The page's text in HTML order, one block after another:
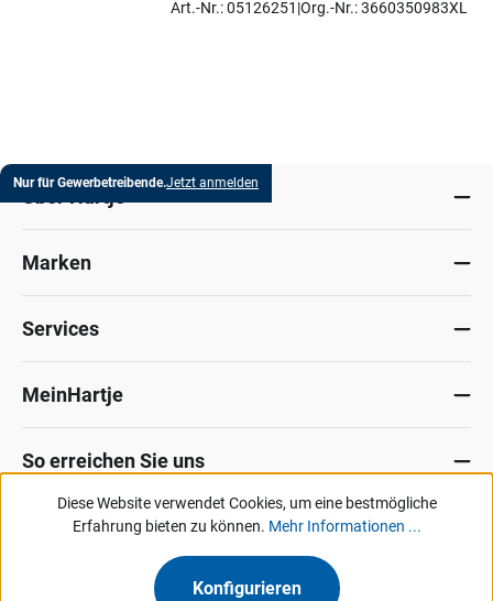
Art.-Nr.: 05126251 Org.-Nr.: 3660350983XL
Nur für Gewerbetreibende.Jetzt anmelden
Marken
Services
MeinHartje
So erreichen Sie uns
Datenschutz ImpressumAllg. Verkaufsbedingungen
KontaktHinweisgeber-Portal
Diese Website verwendet Cookies, um eine bestmögliche
Erfahrung bieten zu können. Mehr Informationen ...
Konfigurieren